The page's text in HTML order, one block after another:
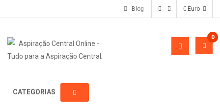
Blog
0
CATEGORIAS